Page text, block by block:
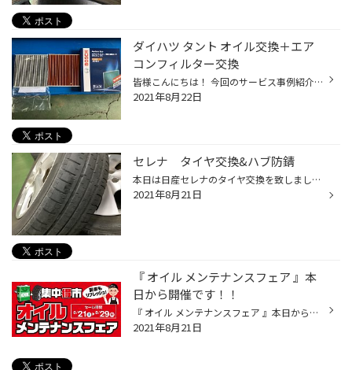
ダイハツ タント オイル交換＋エア
コンフィルター交換
皆様こんにちは！ 今回のサービス事例紹介は、 ダイハツ タント のオイル交換＋エアコンフィルター交換 となります。 写真1: 無料点検の結果、急遽エアコンフィルターの方も新品に交換するかたちとなりました 写真2: 今回お選びいただきましたエンジンオイルは、今回のオイル メンテナンスフェアの...
2021年8月22日
セレナ タイヤ交換&ハブ防錆
本日は日産セレナのタイヤ交換を致しました！ 6年使ったタイヤはヒビが結構入っていました。。。 今回はプレイズPX-RVにて交換しました！ タイヤを外した時にハブを確認すると 結構錆びてしまっていますね_:(´ཀ`」 ∠): 錆を落としてコーティングです！ 本日はご来店ありがとうございました(๑╹ω╹๑ )
2021年8月21日
『 オイル メンテナンスフェア 』本
日から開催です！！
『 オイル メンテナンスフェア 』本日から開催です！！ セール期間：8/21（土）～ 8/29（日） いつも当店ご来店及びHP閲覧ありがとうございます！暑い夏を乗り切るためにも、お車のメンテナンスはお済みでしょうか？ タイヤ以外にも各種メンテナンスも私たちにご相談ください！お買い得商品等多数ご...
2021年8月21日